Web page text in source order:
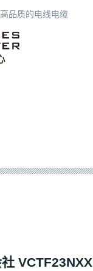
品质的电线电缆
VCTF23NXX